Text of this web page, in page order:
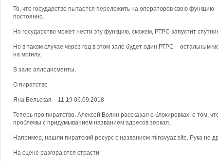
То, что государство пытается переложить на операторов свою функцию
постоянно.
Но государство может нести эту функцию, скажем, РТРС запустит
Но в таком случае через год в этом зале будет один РТРС – остальным
на могилу.
В зале аплодисменты.
О пиратстве
Яна Бельская – 11.19 06.09.2018
Теперь про пиратство. Алексей Волин рассказал о блокировках, о том,
проблемы с придумыванием названием адресов зеркал.
Например, нашли пиратский ресурс с названием minsvyaz.site. Рука не
На сцене разгораются страсти